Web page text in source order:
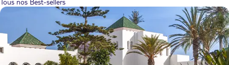
Tous nos Best-sellers